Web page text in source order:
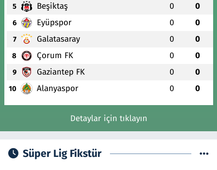
5 Beşiktaş 0 0
6 Eyüpspor 0 0
7 Galatasaray 0 0
8 Çorum FK 0 0
9 Gaziantep FK 0 0
10 Alanyaspor 0 0
Detaylar için tıklayın
Süper Lig Fikstür